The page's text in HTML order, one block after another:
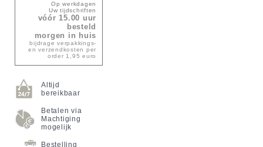
Op werkdagen
Uw tijdschriften
vóór 15.00 uur
besteld
morgen in huis
bijdrage verpakkings-
en verzendkosten per
order 1,95 euro
Altijd
bereikbaar
Betalen via
Machtiging
mogelijk
Bestelling